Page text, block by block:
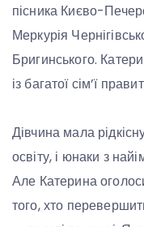
пісника Києво-
Меркурія
Бригинського.
із багатої сім’ї
Дівчина мала
освіту, і юнаки з
Але Катерина
того, хто